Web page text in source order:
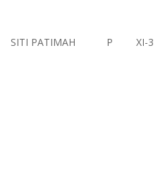
SITI PATIMAH P XI-3